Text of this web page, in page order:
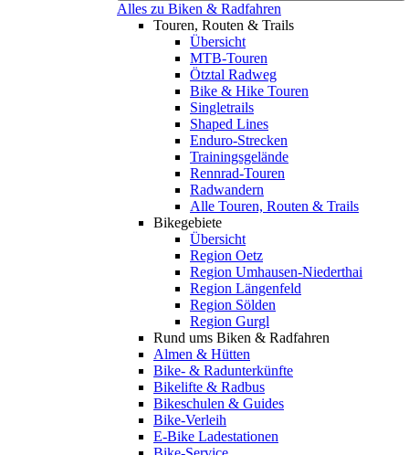
Alles zu Biken & Radfahren
Touren, Routen & Trails
Übersicht
MTB-Touren
Ötztal Radweg
Bike & Hike Touren
Singletrails
Shaped Lines
Enduro-Strecken
Trainingsgelände
Rennrad-Touren
Radwandern
Alle Touren, Routen & Trails
Bikegebiete
Übersicht
Region Oetz
Region Umhausen-Niederthai
Region Längenfeld
Region Sölden
Region Gurgl
Rund ums Biken & Radfahren
Almen & Hütten
Bike- & Radunterkünfte
Bikelifte & Radbus
Bikeschulen & Guides
Bike-Verleih
E-Bike Ladestationen